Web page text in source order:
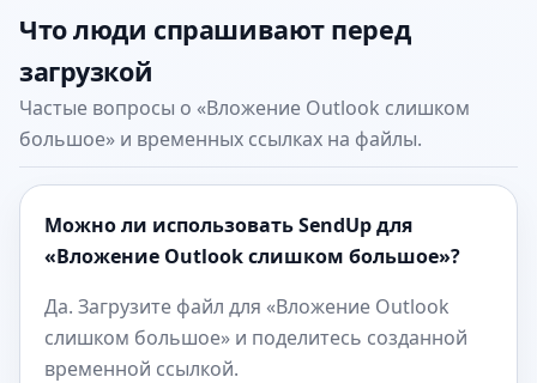
Что люди спрашивают перед
загрузкой
Частые вопросы о «Вложение Outlook слишком
большое» и временных ссылках на файлы.
Можно ли использовать SendUp для
«Вложение Outlook слишком большое»?
Да. Загрузите файл для «Вложение Outlook
слишком большое» и поделитесь созданной
временной ссылкой.